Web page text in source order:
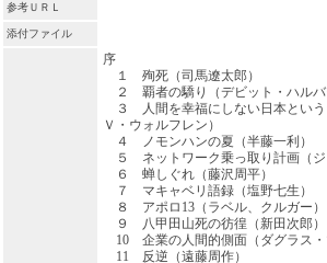
参考ＵＲＬ
添付ファイル
序
１ 殉死（司馬遼太郎）
２ 覇者の驕り（デビット・ハルバ
３ 人間を幸福にしない日本という
Ｖ・ウォルフレン）
４ ノモンハンの夏（半藤一利）
５ ネットワーク乗っ取り計画（ジ
６ 蝉しぐれ（藤沢周平）
７ マキャベリ語録（塩野七生）
８ アポロ13（ラベル、クルガー）
９ 八甲田山死の彷徨（新田次郎）
10 企業の人間的側面（ダグラス・
11 反逆（遠藤周作）